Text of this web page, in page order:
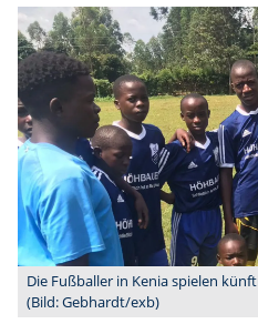
Die Fußballer in Kenia spielen
(Bild: Gebhardt/exb)